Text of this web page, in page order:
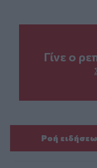
Γίνε ο
Ροή